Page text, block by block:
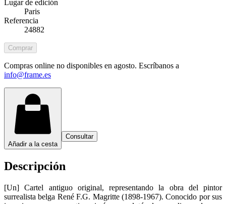
Lugar de edición
Paris
Referencia
24882
Comprar
Compras online no disponibles en agosto. Escríbanos a
info@frame.es
Añadir a la cesta
Consultar
Descripción
[Un] Cartel antiguo original, representando la obra del pintor
surrealista belga René F.G. Magritte (1898-1967). Conocido por sus